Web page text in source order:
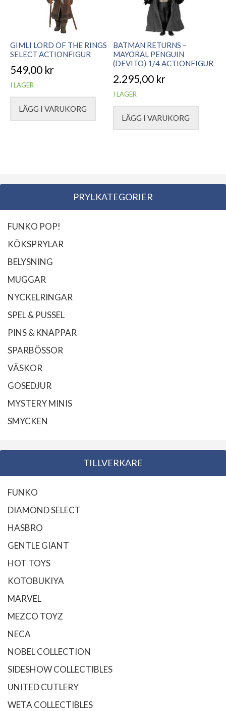
GIMLI LORD OF THE RINGS
SELECT ACTIONFIGUR
549,00 kr
I LAGER
LÄGG I VARUKORG
BATMAN RETURNS –
MAYORAL PENGUIN
(DEVITO) 1/4 ACTIONFIGUR
2.295,00 kr
I LAGER
LÄGG I VARUKORG
PRYLKATEGORIER
FUNKO POP!
KÖKSPRYLAR
BELYSNING
MUGGAR
NYCKELRINGAR
SPEL & PUSSEL
PINS & KNAPPAR
SPARBÖSSOR
VÄSKOR
GOSEDJUR
MYSTERY MINIS
SMYCKEN
TILLVERKARE
FUNKO
DIAMOND SELECT
HASBRO
GENTLE GIANT
HOT TOYS
KOTOBUKIYA
MARVEL
MEZCO TOYZ
NECA
NOBEL COLLECTION
SIDESHOW COLLECTIBLES
UNITED CUTLERY
WETA COLLECTIBLES